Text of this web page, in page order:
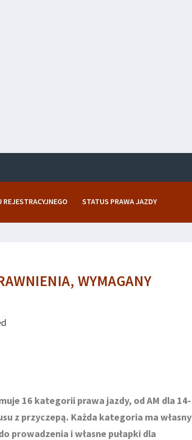
STATUS PRAWA JAZDY
WYMAGANY
16 kategorii prawa jazdy, od AM dla 14-
z przyczepą. Każda kategoria ma własny
prowadzenia i własne pułapki dla